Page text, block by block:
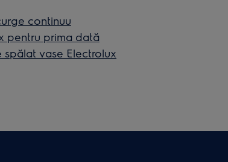
continuu
pentru prima dată
vase Electrolux